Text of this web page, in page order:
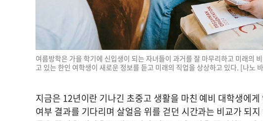
여름방학은 가을 학기에 신입생이 되는 자녀들이 과거를 잘 마무리하고 미래의
고 있는 한인 여학생이 새로운 정보를 듣고 미래의 직업을 상상하고 있다. [나노
지금은 12년이란 기나긴 초중고 생활을 마친 예비 대학생에
여부 결과를 기다리며 살얼음 위를 걷던 시간과는 비교가 되